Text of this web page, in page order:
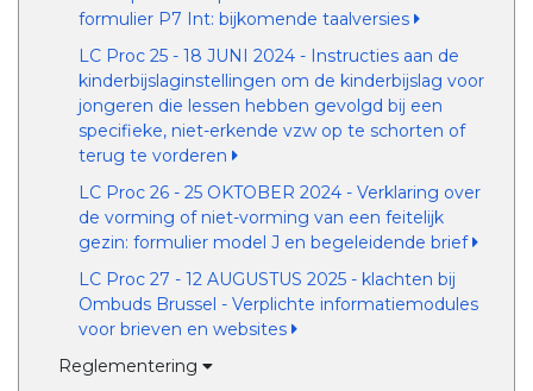
formulier P7 Int: bijkomende taalversies
LC Proc 25 - 18 JUNI 2024 - Instructies aan de
kinderbijslaginstellingen om de kinderbijslag voor
jongeren die lessen hebben gevolgd bij een
specifieke, niet-erkende vzw op te schorten of
terug te vorderen
LC Proc 26 - 25 OKTOBER 2024 - Verklaring over
de vorming of niet-vorming van een feitelijk
gezin: formulier model J en begeleidende brief
LC Proc 27 - 12 AUGUSTUS 2025 - klachten bij
Ombuds Brussel - Verplichte informatiemodules
voor brieven en websites
Reglementering